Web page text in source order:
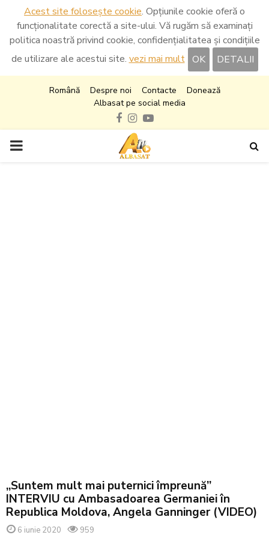
Acest site folosește cookie. Opțiunile cookie oferă o
funcționalitate corectă a site-ului. Vă rugăm să examinați
politica noastră privind cookie, confidențialitatea și condițiile
de utilizare ale acestui site. vezi mai mult OK DETALII
Română Despre noi Contacte
Donează
Albasat pe social media
Facebook
Instagram
Youtube
PRIMARY
„Suntem mult mai puternici împreună”
INTERVIU cu Ambasadoarea Germaniei în
Republica Moldova, Angela Ganninger (VIDEO)
6 iunie 2020 959